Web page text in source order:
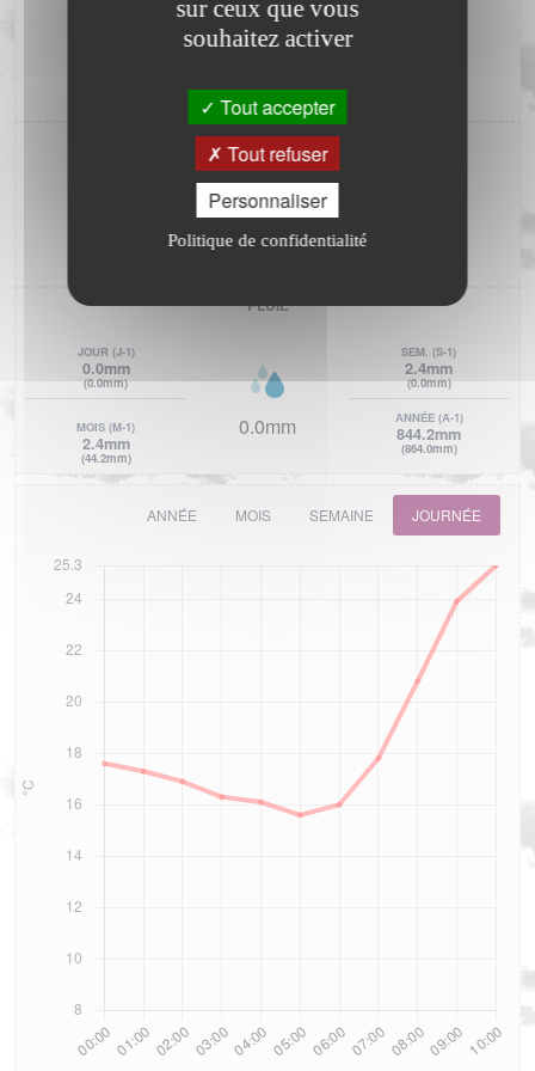
SO
DIRECTION DU VENT
PRESSION ATMOSPHÉRIQUE
PLUIE
JOUR (J-1)
0.0mm
(0.0mm)
MOIS(M-1)
2.4mm
(44.2mm)
0.0mm
SEM.(S-1)
2.4mm
(0.0mm)
ANNÉE (A-1)
844.2mm
(864.0mm)
ANNÉE MOIS SEMAINE JOURNÉE
sur ceux que vous
souhaitez activer
Tout accepter
Tout refuser
Personnaliser
Politique de confidentialité